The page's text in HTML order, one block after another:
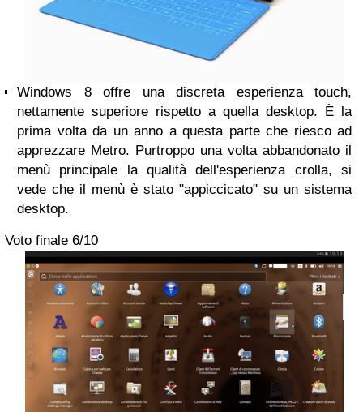
Windows 8 offre una discreta esperienza touch,
nettamente superiore rispetto a quella desktop. È la
prima volta da un anno a questa parte che riesco ad
apprezzare Metro. Purtroppo una volta abbandonato il
menù principale la qualità dell'esperienza crolla, si
vede che il menù è stato "appiccicato" su un sistema
desktop.
Voto finale 6/10